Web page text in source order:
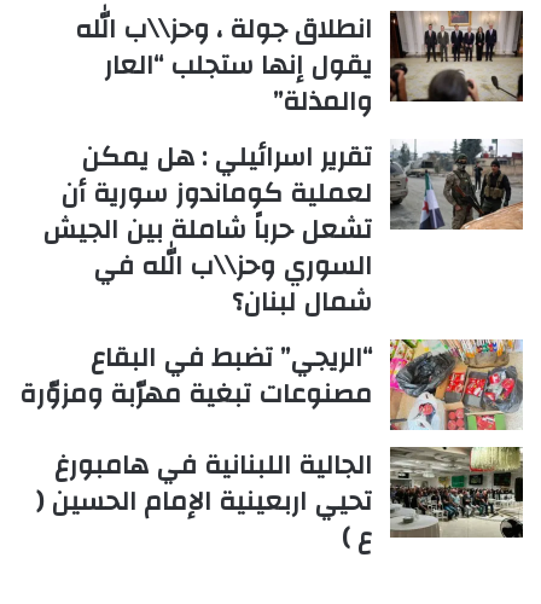
انطلاق جولة ، وحز\\ب الله
يقول إنها ستجلب “العار
والمذلة”
تقرير اسرائيلي : هل يمكن
لعملية كوماندوز سورية أن
تشعل حرباً شاملة بين الجيش
السوري وحز\\ب الله في
شمال لبنان؟
“الريجي” تضبط في البقاع
مصنوعات تبغية مهرّبة ومزوّرة
الجالية اللبنانية في هامبورغ
تحيي اربعينية الإمام الحسين (
ع )